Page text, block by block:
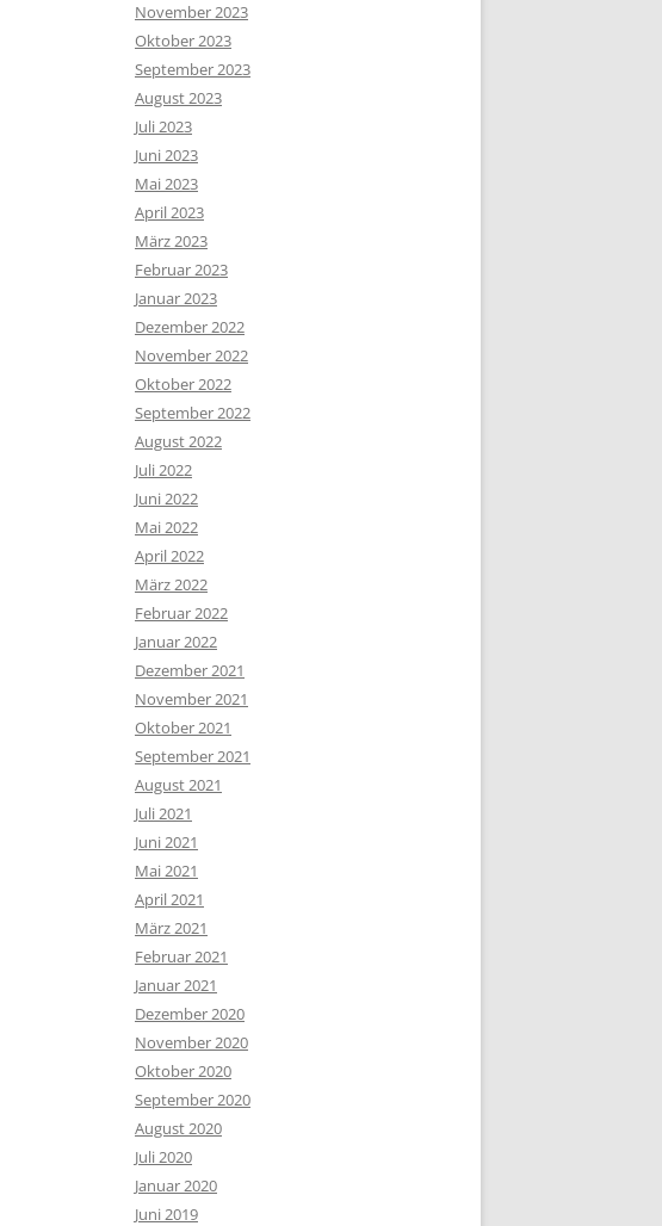
November 2023
Oktober 2023
September 2023
August 2023
Juli 2023
Juni 2023
Mai 2023
April 2023
März 2023
Februar 2023
Januar 2023
Dezember 2022
November 2022
Oktober 2022
September 2022
August 2022
Juli 2022
Juni 2022
Mai 2022
April 2022
März 2022
Februar 2022
Januar 2022
Dezember 2021
November 2021
Oktober 2021
September 2021
August 2021
Juli 2021
Juni 2021
Mai 2021
April 2021
März 2021
Februar 2021
Januar 2021
Dezember 2020
November 2020
Oktober 2020
September 2020
August 2020
Juli 2020
Januar 2020
Juni 2019